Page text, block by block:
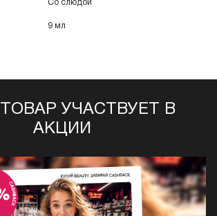
Со слюдой
9 мл
УЧАСТВУЕТ В
АКЦИИ